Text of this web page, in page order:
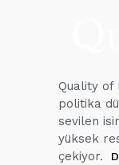
Quality of
politika
sevilen
yüksek
çekiyor.